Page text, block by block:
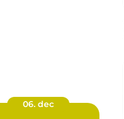
06. dec